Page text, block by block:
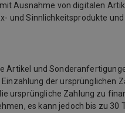
Ausnahme von digitalen
und Sinnlichkeitsprodukte
Artikel und
der ursprünglichen
ursprüngliche Zahlung zu
es kann jedoch bis zu 30